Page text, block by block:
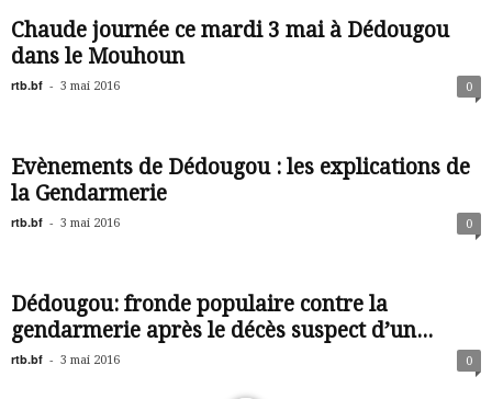
Chaude journée ce mardi 3 mai à Dédougou
dans le Mouhoun
rtb.bf - 3 mai 2016 0
Evènements de Dédougou : les explications de
la Gendarmerie
rtb.bf - 3 mai 2016 0
Dédougou: fronde populaire contre la
gendarmerie après le décès suspect d’un...
rtb.bf - 3 mai 2016 0